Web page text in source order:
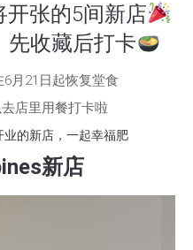
开张的5间新店
先收藏后打卡
月21日起恢复堂食
店里用餐打卡啦
的新店，一起幸福肥
新店